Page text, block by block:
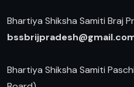
Bhartiya Shiksha Samiti Braj
b
Bhartiya Shiksha Samiti